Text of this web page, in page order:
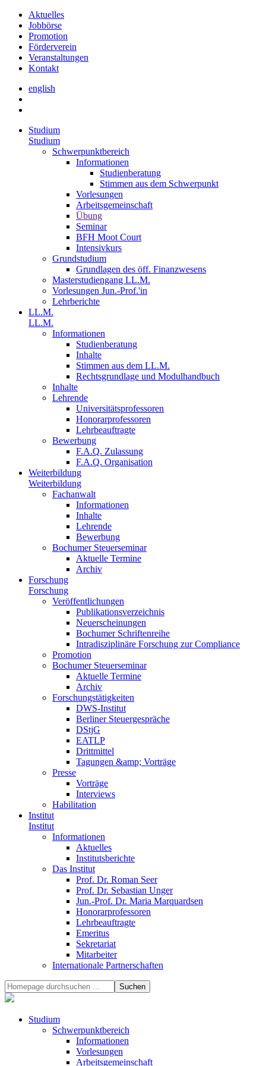
Aktuelles
Jobbörse
Promotion
Förderverein
Veranstaltungen
Kontakt
english
Studium
Studium
Schwerpunktbereich
Informationen
Studienberatung
Stimmen aus dem Schwerpunkt
Vorlesungen
Arbeitsgemeinschaft
Übung
Seminar
BFH Moot Court
Intensivkurs
Grundstudium
Grundlagen des öff. Finanzwesens
Masterstudiengang LL.M.
Vorlesungen Jun.-Prof.'in
Lehrberichte
LL.M.
LL.M.
Informationen
Studienberatung
Inhalte
Stimmen aus dem LL.M.
Rechtsgrundlage und Modulhandbuch
Inhalte
Lehrende
Universitätsprofessoren
Honorarprofessoren
Lehrbeauftragte
Bewerbung
F.A.Q. Zulassung
F.A.Q. Organisation
Weiterbildung
Weiterbildung
Fachanwalt
Informationen
Inhalte
Lehrende
Bewerbung
Bochumer Steuerseminar
Aktuelle Termine
Archiv
Forschung
Forschung
Veröffentlichungen
Publikationsverzeichnis
Neuerscheinungen
Bochumer Schriftenreihe
Intradisziplinäre Forschung zur Compliance
Promotion
Bochumer Steuerseminar
Aktuelle Termine
Archiv
Forschungstätigkeiten
DWS-Institut
Berliner Steuergespräche
DStjG
EATLP
Drittmittel
Tagungen &amp; Vorträge
Presse
Vorträge
Interviews
Habilitation
Institut
Institut
Informationen
Aktuelles
Institutsberichte
Das Institut
Prof. Dr. Roman Seer
Prof. Dr. Sebastian Unger
Jun.-Prof. Dr. Maria Marquardsen
Honorarprofessoren
Lehrbeauftragte
Emeritus
Sekretariat
Mitarbeiter
Internationale Partnerschaften
Studium
Schwerpunktbereich
Informationen
Vorlesungen
Arbeitsgemeinschaft